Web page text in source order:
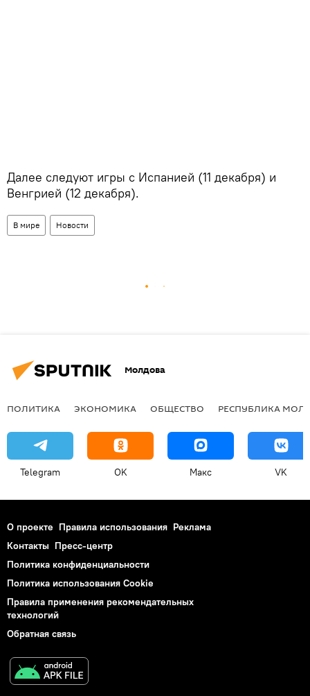
Далее следуют игры с Испанией (11 декабря) и
Венгрией (12 декабря).
В мире Новости
Молдова
ПОЛИТИКА ЭКОНОМИКА ОБЩЕСТВО РЕСПУБЛИКА
Telegram OK Макс VK
О проекте Правила использования Реклама
Контакты Пресс-центр
Политика конфиденциальности
Политика использования Cookie
Правила применения рекомендательных
технологий
Обратная связь